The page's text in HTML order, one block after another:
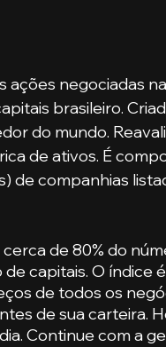
negociadas na
brasileiro.
do mundo.
de ativos. É
de companhias
de 80% do
capitais. O índice
de todos os
de sua carteira.
Continue com a